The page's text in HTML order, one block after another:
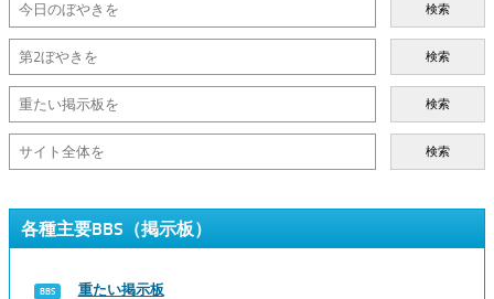
検索
検索
検索
検索
各種主要BBS（掲示板）
重たい掲示板